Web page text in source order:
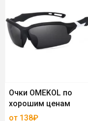
Очки OMEKOL по
хорошим ценам
от 138₽